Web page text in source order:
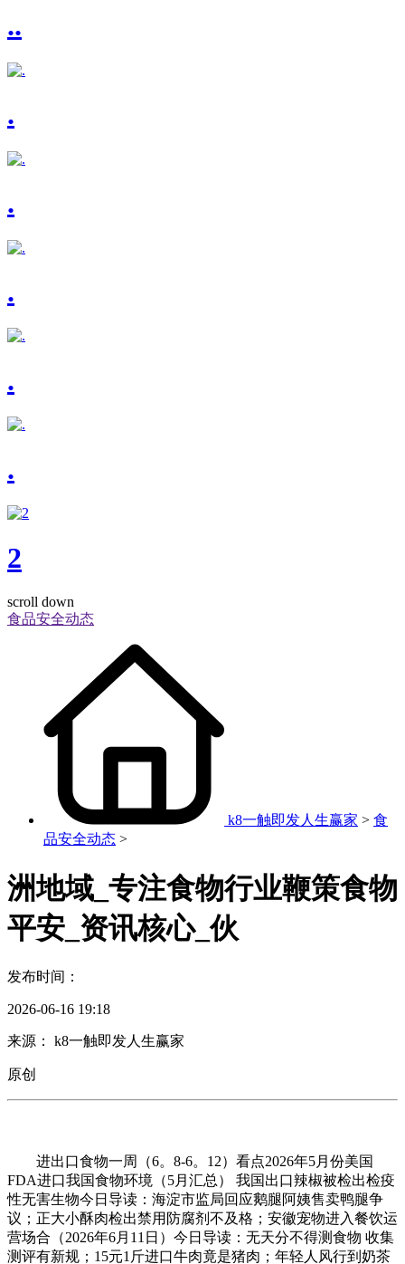
..
.
.
.
.
.
2
scroll down
食品安全动态
k8一触即发人生赢家 > 食
品安全动态 >
洲地域_专注食物行业鞭策食物
平安_资讯核心_伙
发布时间：
2026-06-16 19:18
来源： k8一触即发人生赢家
原创
进出口食物一周（6。8-6。12）看点2026年5月份美国
FDA进口我国食物环境（5月汇总） 我国出口辣椒被检出检疫
性无害生物今日导读：海淀市监局回应鹅腿阿姨售卖鸭腿争
议；正大小酥肉检出禁用防腐剂不及格；安徽宠物进入餐饮运
营场合（2026年6月11日）今日导读：无天分不得测食物 收集
测评有新规；15元1斤进口牛肉竟是猪肉；年轻人风行到奶茶